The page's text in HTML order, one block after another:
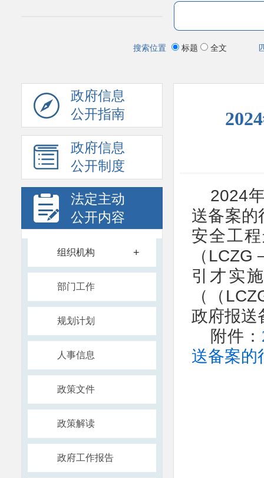
搜索位置 标题 全文
政府信息
公开指南
政府信息
公开制度
法定主动
公开内容
组织机构 +
部门工作
规划计划
人事信息
政策文件
政策解读
政府工作报告
2024
送备案的
安全工
（
引才实
（（
政府报送
附件：
送备案的